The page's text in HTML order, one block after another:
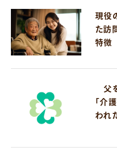
現役
た訪
特徴
父
「介
われ